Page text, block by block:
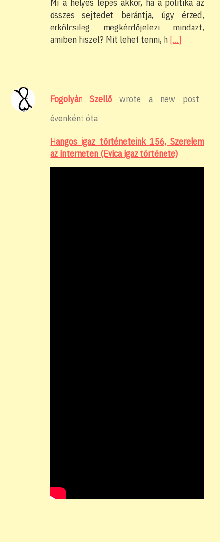
Mi a helyes lépés akkor, ha a politika az
összes sejtedet berántja, úgy érzed,
erkölcsileg megkérdőjelezi mindazt,
amiben hiszel? Mit lehet tenni, h […]
Fogolyán Szellő wrote a new post
évenként óta
Hangos igaz történeteink 156, Szerelem
az interneten (Evica igaz története)